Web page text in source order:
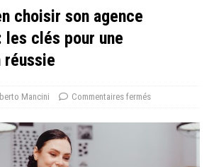
choisir son agence
clés pour une
Mancini Commentaires fermés